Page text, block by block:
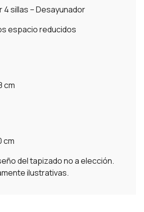
sillas – Desayunador
espacio reducidos
cm
cm
del tapizado no a elección.
ilustrativas.